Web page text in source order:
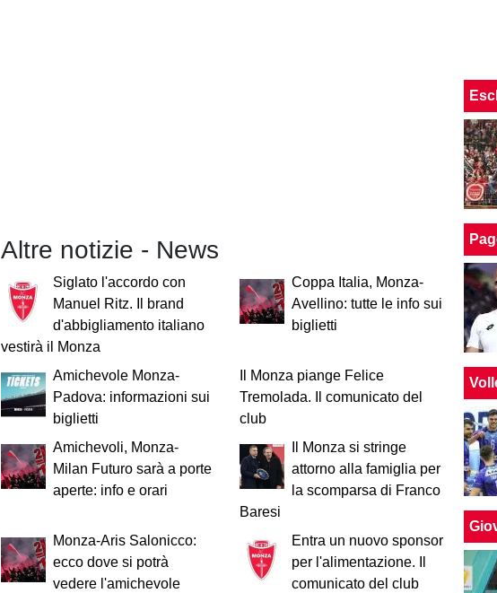
Altre notizie - News
Siglato l'accordo con
Manuel Ritz. Il brand
d'abbigliamento italiano
vestirà il Monza
Coppa Italia, Monza-
Avellino: tutte le info sui
biglietti
Amichevole Monza-
Padova: informazioni sui
biglietti
Il Monza piange Felice
Tremolada. Il comunicato del
club
Amichevoli, Monza-
Milan Futuro sarà a porte
aperte: info e orari
Il Monza si stringe
attorno alla famiglia per
la scomparsa di Franco
Baresi
Monza-Aris Salonicco:
ecco dove si potrà
vedere l'amichevole
Entra un nuovo sponsor
per l'alimentazione. Il
comunicato del club